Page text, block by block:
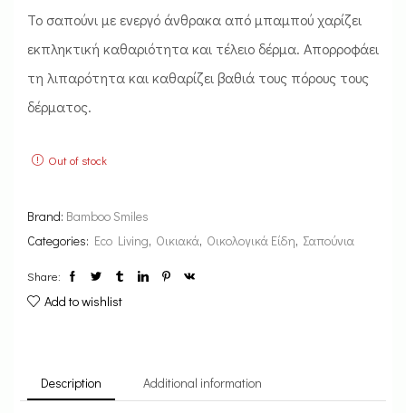
Το σαπούνι με ενεργό άνθρακα από μπαμπού χαρίζει
εκπληκτική καθαριότητα και τέλειο δέρμα. Απορροφάει
τη λιπαρότητα και καθαρίζει βαθιά τους πόρους τους
δέρματος.
Out of stock
Brand: Bamboo Smiles
Categories: Eco Living, Οικιακά, Οικολογικά Είδη, Σαπούνια
Share:
Add to wishlist
Description Additional information